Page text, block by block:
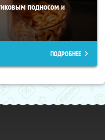
подносом и
ПОДРОБНЕЕ